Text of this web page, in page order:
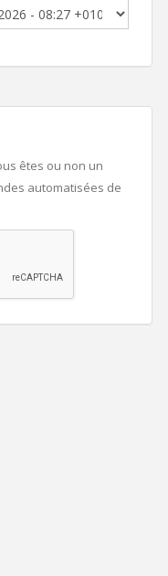
êtes ou non un
automatisées de